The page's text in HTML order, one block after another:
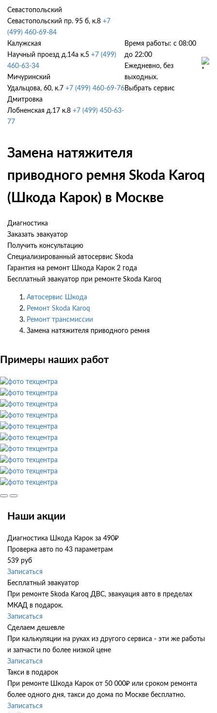
Севастопольский
Севастопольский пр. 95 б, к.8 +7
(499) 460-69-84
Калужская
Научный проезд д.14а к.5 +7 (499)
460-63-34
Мичуринский
Удальцова, 60, к.7 +7 (499) 460-69-76
Дмитровка
Лобненская д.17 к.8 +7 (499) 450-63-
77
Время работы: с 08:00
до 22:00
Ежедневно, без
выходных.
Выбрать сервис
Замена натяжителя
приводного ремня Skoda Karoq
(Шкода Карок) в Москве
Диагностика
Заказать эвакуатор
Получить консультацию
Специализированный автосервис Skoda
Гарантия на ремонт Шкода Карок 2 года
Бесплатный эвакуатор при ремонте Skoda Karoq
Автосервис Шкода
Ремонт Skoda Karoq
Ремонт трансмиссии
Замена натяжителя приводного ремня
Примеры наших работ
Наши акции
Диагностика Шкода Карок за 490₽
Проверка авто по 43 параметрам
539 руб
Записаться
Бесплатный эвакуатор
При ремонте Skoda Karoq ДВС, эвакуация авто в пределах
МКАД в подарок.
Записаться
Сделаем дешевле
При калькуляции на руках из другого сервиса - эти же работы
и запчасти по более низкой цене
Записаться
Такси в подарок
При ремонте Шкода Карок от 50 000₽ или сроком ремонта
более одного дня, такси до дома по Москве бесплатно.
Записаться